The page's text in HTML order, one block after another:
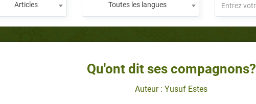
Articles Toutes les langues
Qu'ont dit ses compagnons?
Auteur : Yusuf Estes